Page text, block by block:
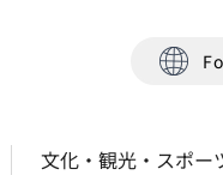
文化・観光・スポー